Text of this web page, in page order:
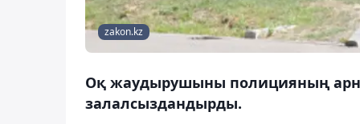
zakon.kz
Оқ жаудырушыны полицияның
залалсыздандырды.